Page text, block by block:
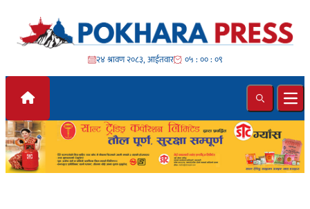
Skip to content
२४ श्रावण २०८३, आईतवार ०५ : ०० : ११
Search